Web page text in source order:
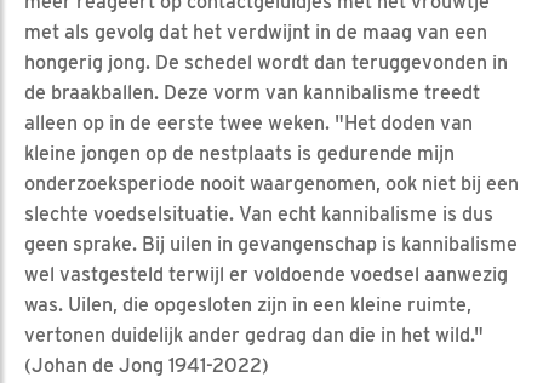
met als gevolg dat het verdwijnt in de maag van een
hongerig jong. De schedel wordt dan teruggevonden in
de braakballen. Deze vorm van kannibalisme treedt
alleen op in de eerste twee weken. "Het doden van
kleine jongen op de nestplaats is gedurende mijn
onderzoeksperiode nooit waargenomen, ook niet bij een
slechte voedselsituatie. Van echt kannibalisme is dus
geen sprake. Bij uilen in gevangenschap is kannibalisme
wel vastgesteld terwijl er voldoende voedsel aanwezig
was. Uilen, die opgesloten zijn in een kleine ruimte,
vertonen duidelijk ander gedrag dan die in het wild."
(Johan de Jong 1941-2022)